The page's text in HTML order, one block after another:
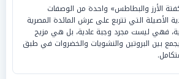
الأرز والبطاطس» واحدة من الوصفات
الأصيلة التي تتربع على عرش المائدة المصرية
فهي ليست مجرد وجبة عادية، بل هي مزيج
بين البروتين والنشويات والخضروات في طبق